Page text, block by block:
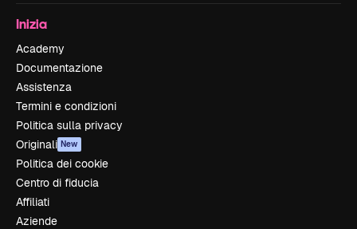
Inizia
Academy
Documentazione
Assistenza
Termini e condizioni
Politica sulla privacy
Originali New
Politica dei cookie
Centro di fiducia
Affiliati
Aziende